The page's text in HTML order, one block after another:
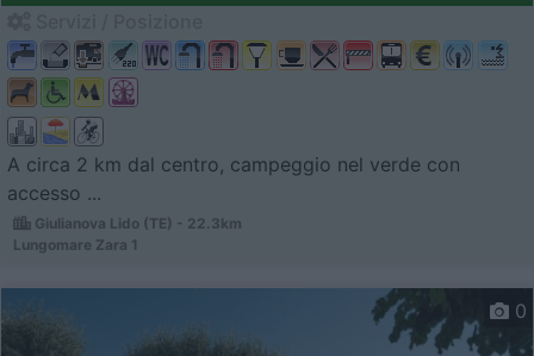
A circa 2 km dal centro, campeggio nel verde con
accesso ...
Giulianova Lido (TE) - 22.3km
Lungomare Zara 1
0